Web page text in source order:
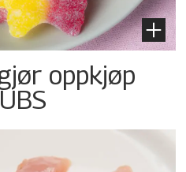
oppkjøp